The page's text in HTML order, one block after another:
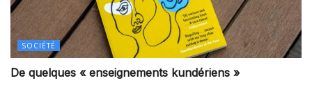
SOCIÉTÉ
De quelques « enseignements kundériens »